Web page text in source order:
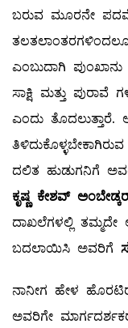
ಬರುವ ಮೂರನೇ
ಎಂಬುದಾಗಿ ಪುಂಖಾನು
ಸಾಕ್ಷಿ ಮತ್ತು ಪುರಾವೆ
ಎಂದು
ದಲಿತ ಹುಡುಗನಿಗೆ
ಕೃಷ್ಣ ಕೇಶವ್
ದಾಖಲೆಗಳಲ್ಲಿ
ಬದಲಾಯಿಸಿ ಅವರಿಗೆ
ನಾನೀಗ ಹೇಳ
ಅವರಿಗೇ